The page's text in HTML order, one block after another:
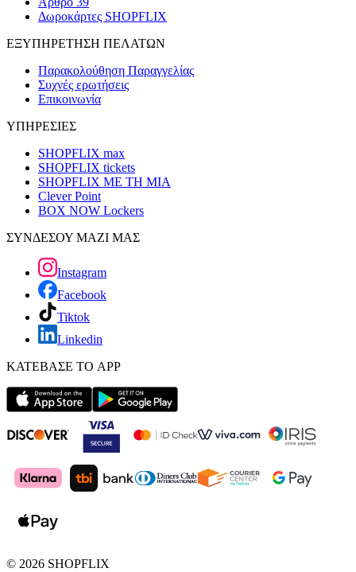
Δωροκάρτες SHOPFLIX
ΕΞΥΠΗΡΕΤΗΣΗ ΠΕΛΑΤΩΝ
Παρακολούθηση Παραγγελίας
Συχνές ερωτήσεις
Επικοινωνία
ΥΠΗΡΕΣΙΕΣ
SHOPFLIX max
SHOPFLIX tickets
SHOPFLIX ΜΕ ΤΗ ΜΙΑ
Clever Point
BOX NOW Lockers
ΣΥΝΔΕΣΟΥ ΜΑΖΙ ΜΑΣ
Instagram
Facebook
Tiktok
Linkedin
ΚΑΤΕΒΑΣΕ ΤΟ APP
© 2026 SHOPFLIX